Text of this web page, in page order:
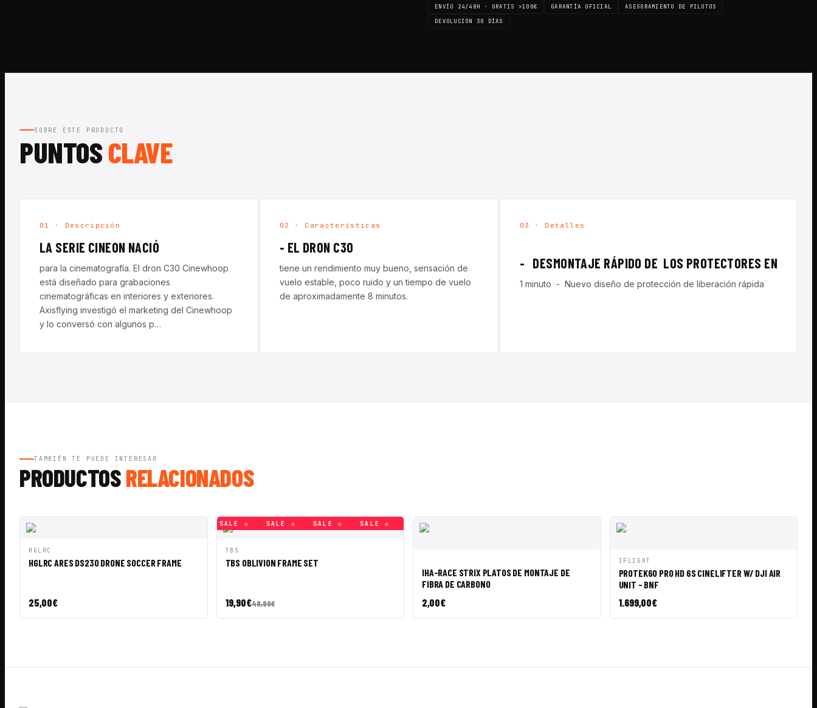
ENVÍO 24/48H · GRATIS >100€ GARANTÍA OFICIAL
ASESORAMIENTO DE PILOTOS
DEVOLUCIÓN 30 DÍAS
SOBRE ESTE PRODUCTO
PUNTOSCLAVE
01 · Descripción
LA SERIE CINEON NACIÓ
para la cinematografía. El dron C30 Cinewhoop
está diseñado para grabaciones
cinematográficas en interiores y exteriores.
Axisflying investigó el marketing del Cinewhoop
y lo conversó con algunos p…
02 · Características
- EL DRON C30
tiene un rendimiento muy bueno, sensación de
vuelo estable, poco ruido y un tiempo de vuelo
de aproximadamente 8 minutos.
03 · Detalles
- DESMONTAJE RÁPIDO DE LOS PROTECTORES EN
1 minuto - Nuevo diseño de protección de liberación rápida
TAMBIÉN TE PUEDE INTERESAR
PRODUCTOSRELACIONADOS
VISTA RÁPIDA
HGLRC
HGLRC ARES DS230 DRONE SOCCER FRAME
25,00€
SALE ◇ SALE ◇ SALE ◇ SALE ◇ SALE ◇ SALE ◇
VISTA RÁPIDA
TBS
TBS OBLIVION FRAME SET
19,90€49,90€
IHA-RACE STRIX PLATOS DE MONTAJE DE
FIBRA DE CARBONO
2,00€
VISTA RÁPIDA
IFLIGHT
PROTEK60 PRO HD 6S CINELIFTER W/ DJI AIR
UNIT - BNF
1.699,00€